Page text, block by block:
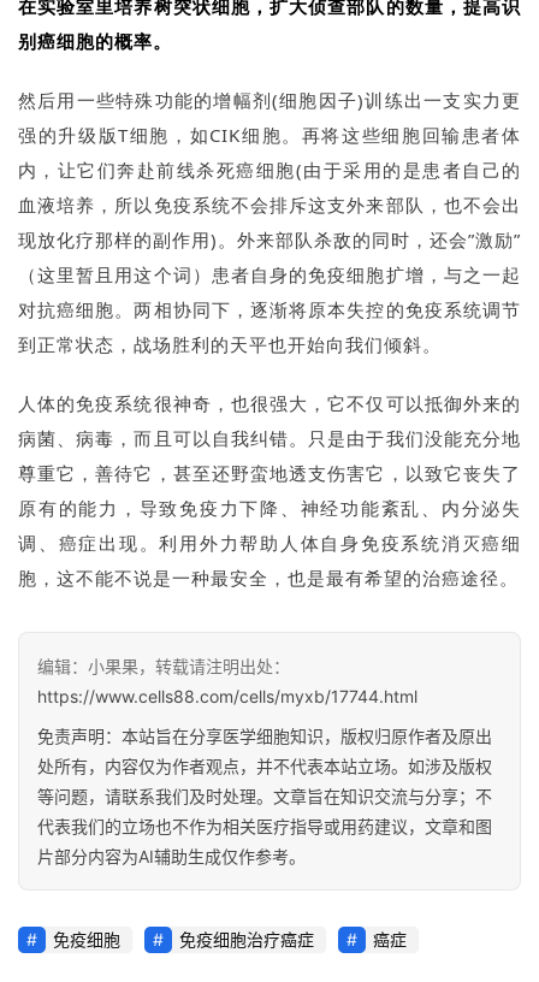
在实验室里培养树突状细胞，扩大侦查部队的数量，提高识
别癌细胞的概率。
然后用一些特殊功能的增幅剂(细胞因子)训练出一支实力更
强的升级版T细胞，如CIK细胞。 再将这些细胞回输患者体
内，让它们奔赴前线杀死癌细胞(由于采用的是患者自己的
血液培养，所以免疫系统不会排斥这支外来部队，也不会出
现放化疗那样的副作用)。 外来部队杀敌的同时，还会”激励”
（这里暂且用这个词）患者自身的免疫细胞扩增，与之一起
对抗癌细胞。两相协同下，逐渐将原本失控的免疫系统调节
到正常状态，战场胜利的天平也开始向我们倾斜。
人体的免疫系统很神奇，也很强大，它不仅可以抵御外来的
病菌、病毒，而且可以自我纠错。只是由于我们没能充分地
尊重它，善待它，甚至还野蛮地透支伤害它，以致它丧失了
原有的能力，导致免疫力下降、神经功能紊乱、内分泌失
调、癌症出现。利用外力帮助人体自身免疫系统消灭癌细
胞，这不能不说是一种最安全，也是最有希望的治癌途径。
编辑：小果果，转载请注明出处：
https://www.cells88.com/cells/myxb/17744.html
免责声明：本站旨在分享医学细胞知识，版权归原作者及原出
处所有，内容仅为作者观点，并不代表本站立场。如涉及版权
等问题，请联系我们及时处理。文章旨在知识交流与分享；不
代表我们的立场也不作为相关医疗指导或用药建议，文章和图
片部分内容为AI辅助生成仅作参考。
免疫细胞 免疫细胞治疗癌症 癌症